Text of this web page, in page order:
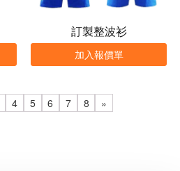
訂製整波衫
加入報價單
4 5 6 7 8 »